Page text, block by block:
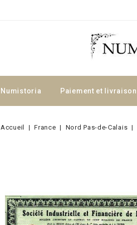
Numistoria Paiement et livraison
Accueil France Nord Pas-de-Calais